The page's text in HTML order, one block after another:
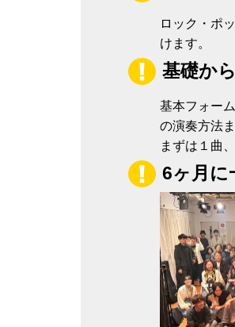
ロック・ポ
けます。
基礎か
基本フォー
の演奏方法
まずは１曲
6ヶ月に